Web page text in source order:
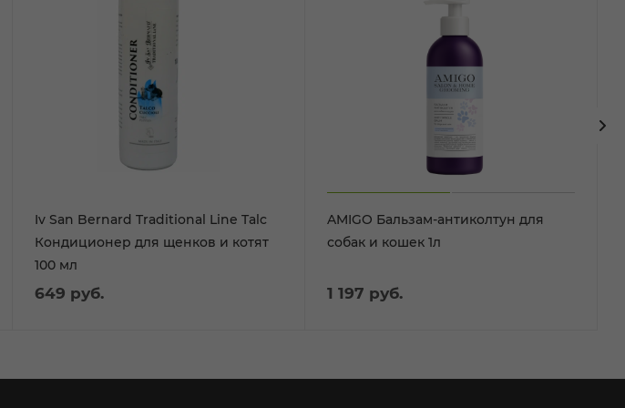
Iv San Bernard Traditional Line Talc
Кондиционер для щенков и котят
100 мл
649 руб.
AMIGO Бальзам-антиколтун для
собак и кошек 1л
1 197 руб.